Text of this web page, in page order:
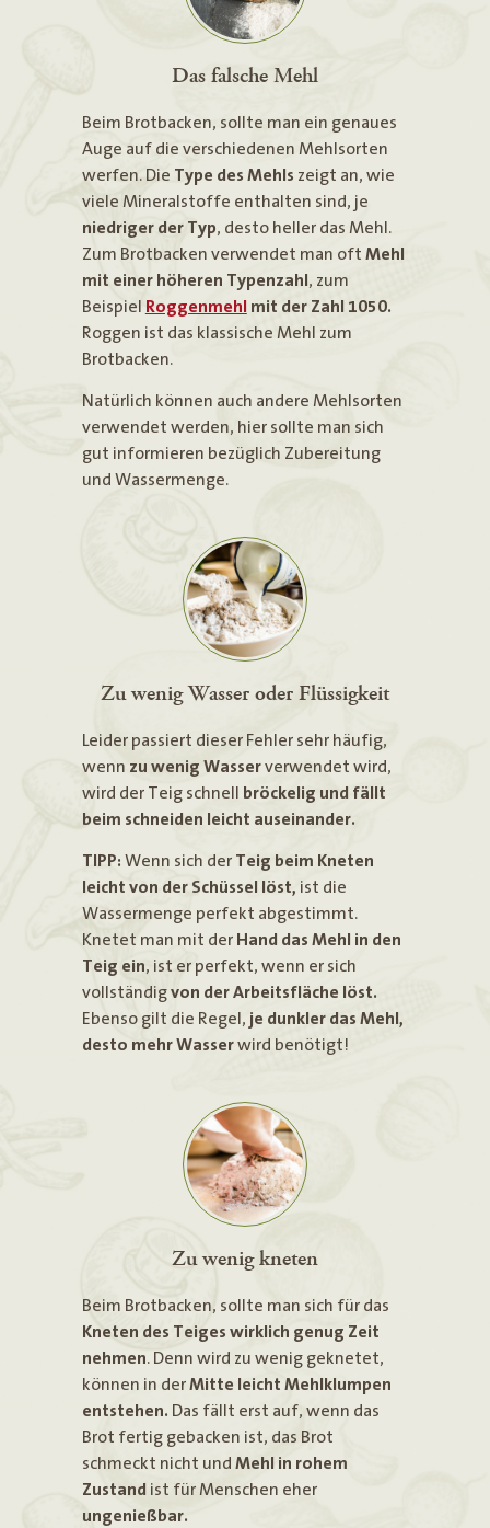
Das falsche Mehl
Beim Brotbacken, sollte man ein genaues
Auge auf die verschiedenen Mehlsorten
werfen. Die Type des Mehls zeigt an, wie
viele Mineralstoffe enthalten sind, je
niedriger der Typ, desto heller das Mehl.
Zum Brotbacken verwendet man oft Mehl
mit einer höheren Typenzahl, zum
Beispiel Roggenmehlmit der Zahl 1050.
Roggen ist das klassische Mehl zum
Brotbacken.
Natürlich können auch andere Mehlsorten
verwendet werden, hier sollte man sich
gut informieren bezüglich Zubereitung
und Wassermenge.
Zu wenig Wasser oder Flüssigkeit
Leider passiert dieser Fehler sehr häufig,
wenn zu wenig Wasserverwendet wird,
wird der Teig schnell bröckelig und fällt
beim schneiden leicht auseinander.
TIPP: Wenn sich der Teig beim Kneten
leicht von der Schüssel löst, ist die
Wassermenge perfekt abgestimmt.
Knetet man mit der Hand das Mehl in den
Teig ein, ist er perfekt, wenn er sich
vollständigvon der Arbeitsfläche löst.
Ebenso gilt die Regel, je dunkler das Mehl,
desto mehr Wasserwird benötigt!
Zu wenig kneten
Beim Brotbacken, sollte man sich für das
Kneten des Teiges wirklich genug Zeit
nehmen. Denn wird zu wenig geknetet,
können in derMitte leicht Mehlklumpen
entstehen. Das fällt erst auf, wenn das
Brot fertig gebacken ist, das Brot
schmeckt nicht und Mehl in rohem
Zustand ist für Menschen eher
ungenießbar.